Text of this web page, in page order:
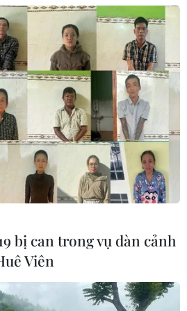
dự án chăn
giá hơn 3.600
50% cổ phần
tay” chiến
khu công
bị can trong vụ dàn cảnh
Viên